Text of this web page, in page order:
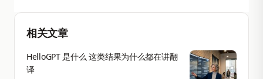
相关文章
HelloGPT 是什么 这类结果为什么都在讲翻
译